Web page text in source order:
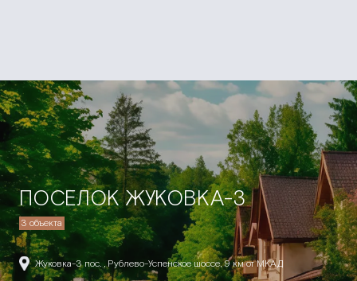
ПОСЕЛОК ЖУКОВКА-3
3 объекта
Жуковка-3 пос. , Рублево-Успенское шоссе, 9 км от МКАД